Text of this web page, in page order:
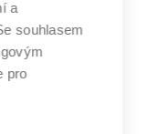
a
souhlasem
pro